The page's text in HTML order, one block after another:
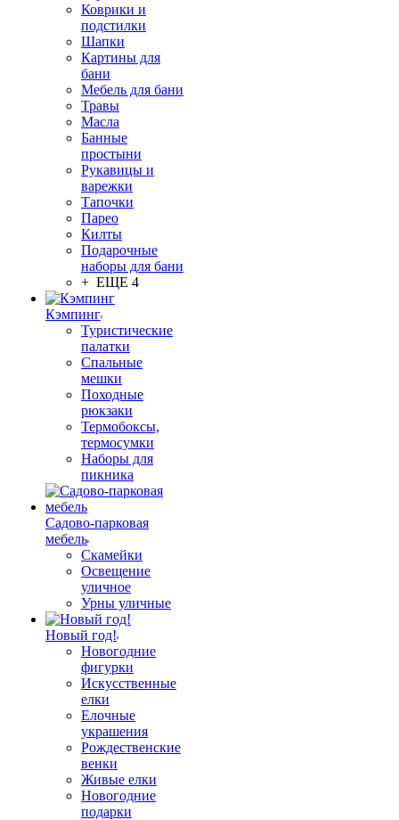
Коврики и
подстилки
Шапки
Картины для
бани
Мебель для бани
Травы
Масла
Банные
простыни
Рукавицы и
варежки
Тапочки
Парео
Килты
Подарочные
наборы для бани
+ ЕЩЕ 4
Кэмпинг
Туристические
палатки
Спальные
мешки
Походные
рюкзаки
Термобоксы,
термосумки
Наборы для
пикника
Садово-парковая
мебель
Скамейки
Освещение
уличное
Урны уличные
Новый год!
Новогодние
фигурки
Искусственные
елки
Елочные
украшения
Рождественские
венки
Живые елки
Новогодние
подарки